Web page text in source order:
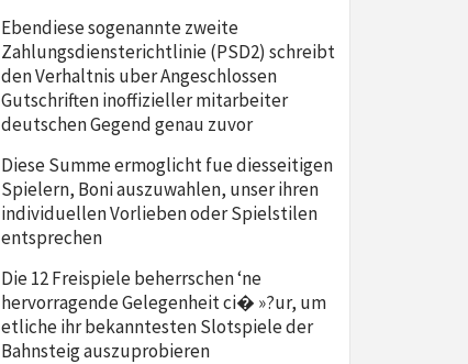
Ebendiese sogenannte zweite
Zahlungsdiensterichtlinie (PSD2) schreibt
den Verhaltnis uber Angeschlossen
Gutschriften inoffizieller mitarbeiter
deutschen Gegend genau zuvor
Diese Summe ermoglicht fue diesseitigen
Spielern, Boni auszuwahlen, unser ihren
individuellen Vorlieben oder Spielstilen
entsprechen
Die 12 Freispiele beherrschen ‘ne
hervorragende Gelegenheit ci� »?ur, um
etliche ihr bekanntesten Slotspiele der
Bahnsteig auszuprobieren